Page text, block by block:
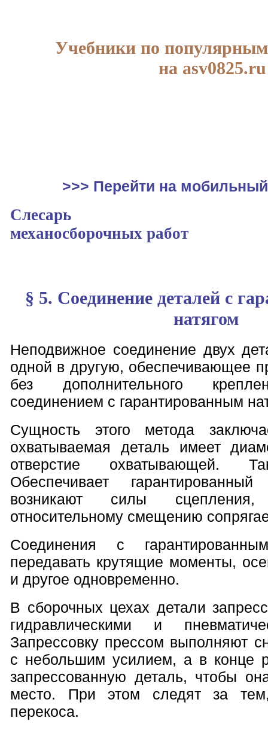
Учебники по
на asv0825.ru
>>> Перейти на
Слесарь
механосборочных работ
§ 5. Соединение деталей с
натягом
Неподвижное соединение двух
одной в другую, обеспечивающее
без дополнительного
соединением с гарантированным
Сущность этого метода
охватываемая деталь имеет
отверстие охватывающей.
Обеспечивает
возникают силы сцепления,
относительному смещению
Соединения с
передавать крутящие моменты,
и другое одновременно.
В сборочных цехах детали
гидравлическими и
Запрессовку прессом выполняют
с небольшим усилием, а в конце
запрессованную деталь, чтобы
место. При этом следят за
перекоса.